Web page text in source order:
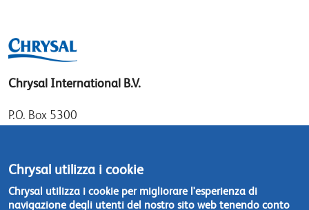
Chrysal International B.V.
P.O. Box 5300
1411 DD Naarden
The Netherlands
Chrysal utilizza i cookie
Chrysal utilizza i cookie per migliorare l'esperienza di
navigazione degli utenti del nostro sito web tenendo conto